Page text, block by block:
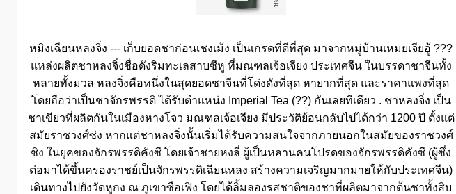
หมิงเฉียนหลงจิ่ง --- เก็บยอดชาก่อนเชงเม้ง เป็นเกรดที่ดีที่สุด มาจากหมู่บ้านเหมยเจียอู้ ???
แหล่งผลิตชาหลงจิ่งชื่อดังริมทะเลสาบซีหู ที่มณฑลเจ้อเจียง ประเทศจีน ในบรรดาชาจีนทั้ง
หลายทั้งมวล หลงจิ่งคือหนึ่งในสุดยอดชาจีนที่โด่งดังที่สุด หายากที่สุด และราคาแพงที่สุด
โดยถือว่าเป็นชาจักรพรรดิ ได้รับตำแหน่ง Imperial Tea (??) กันเลยทีเดียว . ชาหลงจิ่ง เป็น
ชาเขียวที่ผลิตกันในเมืองหางโจว มณฑลเจ้อเจียง มีประวัติย้อนกลับไปได้กว่า 1200 ปี ตั้งแต่
สมัยราชวงศ์ซ่ง หากแต่ชาหลงจิ่งนั้นเริ่มได้รับความสนใจจากภายนอกในสมัยของราชวงศ์
ชิง ในยุคของจักรพรรดิคังซี โดยเจ้าชายหงลี่ ผู้เป็นหลานคนโปรดของจักรพรรดิคังซี (ผู้ซึ่ง
ต่อมาได้ขึ้นครองราชย์เป็นจักรพรรดิเฉียนหลง สร้างความเจริญมากมายให้กับประเทศจีน)
เดินทางไปยังวัดหูกง ณ ภูเขาซือเฟิง โดยได้ลิ้มลองรสชาติของชาที่ผลิตมาจากต้นชาทั้งสิบ